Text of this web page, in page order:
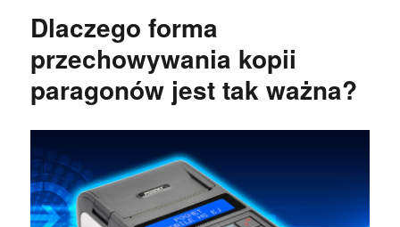
Dlaczego forma
przechowywania kopii
paragonów jest tak ważna?